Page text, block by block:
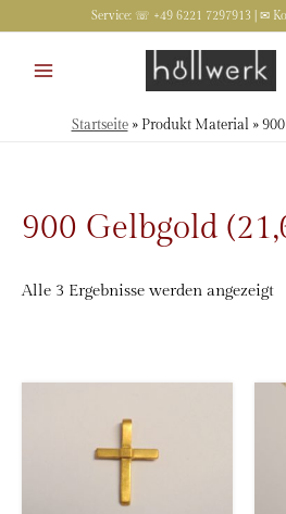
Inhalt
springen
Service: ☏ +49 6221 7297913 | ✉
Startseite» Produkt Material»
900 Gelbgold
Alle 3 Ergebnisse werden angezeigt